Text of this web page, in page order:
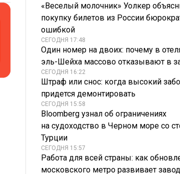
«Веселый молочник» Уолкер
покупку билетов из России
ошибкой
СЕГОДНЯ 17:48
Один номер на двоих: почему в
эль-Шейха массово отказывают в
СЕГОДНЯ 16:22
Штраф или снос: когда высокий
придется демонтировать
СЕГОДНЯ 15:58
Bloomberg узнал об ограничениях
на судоходство в Черном море со
Турции
СЕГОДНЯ 15:57
Работа для всей страны: как
московского метро развивает